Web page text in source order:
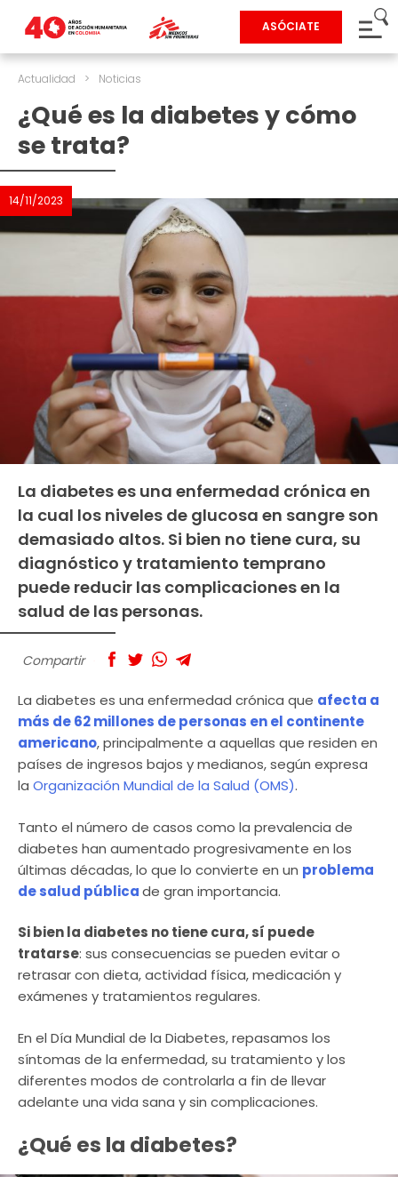
ASÓCIATE
Actualidad > Noticias
¿Qué es la diabetes y cómo
se trata?
14/11/2023
La diabetes es una enfermedad crónica en
la cual los niveles de glucosa en sangre son
demasiado altos. Si bien no tiene cura, su
diagnóstico y tratamiento temprano
puede reducir las complicaciones en la
salud de las personas.
Compartir
La diabetes es una enfermedad crónica que afecta a
más de 62 millones de personas en el continente
americano, principalmente a aquellas que residen en
países de ingresos bajos y medianos, según expresa
la Organización Mundial de la Salud (OMS).
Tanto el número de casos como la prevalencia de
diabetes han aumentado progresivamente en los
últimas décadas, lo que lo convierte en un problema
de salud públicade gran importancia.
Si bien la diabetes no tiene cura, sí puede
tratarse: sus consecuencias se pueden evitar o
retrasar con dieta, actividad física, medicación y
exámenes y tratamientos regulares.
En el Día Mundial de la Diabetes, repasamos los
síntomas de la enfermedad, su tratamiento y los
diferentes modos de controlarla a fin de llevar
adelante una vida sana y sin complicaciones.
¿Qué es la diabetes?